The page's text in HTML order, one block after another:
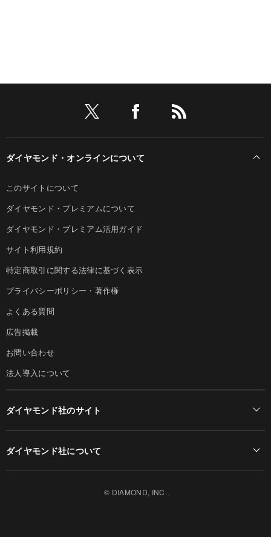
ダイヤモンド・オンラインについて
このサイトについて
ダイヤモンド・プレミアムについて
ダイヤモンド・プレミアム活用ガイド
サイト利用規約
特定商取引に関する法律に基づく表示
プライバシーポリシー・著作権
よくある質問
広告掲載
お問い合わせ
法人導入について
ダイヤモンド社のサイト
ダイヤモンド社について
© DIAMOND, INC.